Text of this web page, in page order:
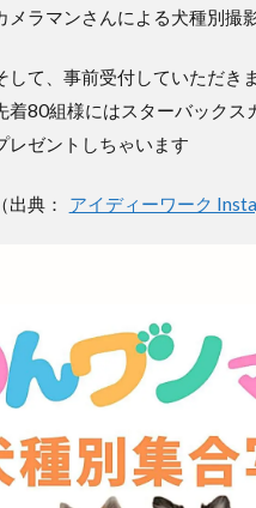
の大鳥居
北京 北島国造
ミートセンター
医
十割そば塩名人
倉庫あそViVA店
半額専門店
古代出雲大社
古代出雲
御式
古古米
古川製パ
祭り
古志氏
古志町の
跡群
古民家
古民家レ
古着屋ミックステープ
メラマンさんによる犬種別撮
して、事前受付していただき
着80組様にはスターバックス
レゼントしちゃいます
（出典： アイディーワーク